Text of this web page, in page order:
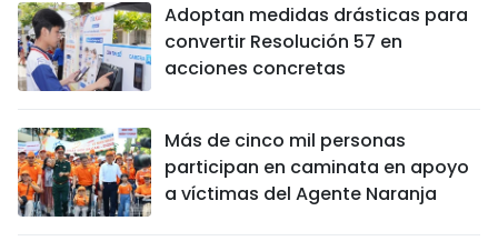
Adoptan medidas drásticas para
convertir Resolución 57 en
acciones concretas
Más de cinco mil personas
participan en caminata en apoyo
a víctimas del Agente Naranja